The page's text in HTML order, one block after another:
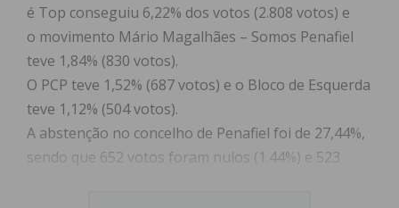
é Top conseguiu 6,22% dos votos (2.808 votos) e
o movimento Mário Magalhães – Somos Penafiel
teve 1,84% (830 votos).
O PCP teve 1,52% (687 votos) e o Bloco de Esquerda
teve 1,12% (504 votos).
A abstenção no concelho de Penafiel foi de 27,44%,
sendo que 652 votos foram nulos (1.44%) e 523